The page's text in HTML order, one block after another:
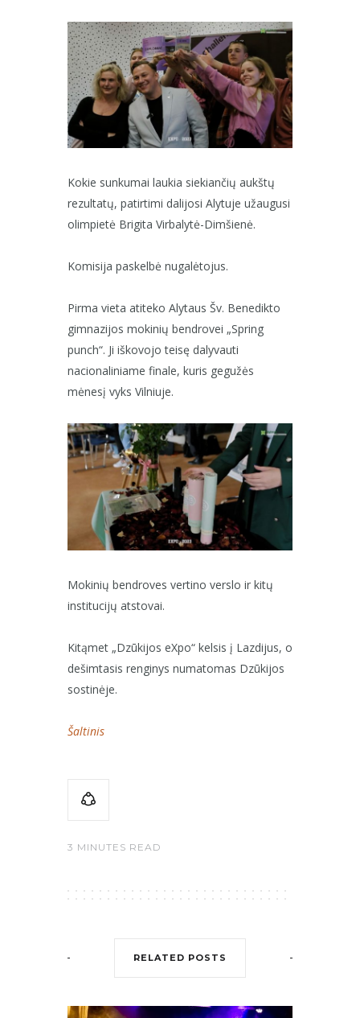
Kokie sunkumai laukia siekiančių aukštų
rezultatų, patirtimi dalijosi Alytuje užaugusi
olimpietė Brigita Virbalytė-Dimšienė.
Komisija paskelbė nugalėtojus.
Pirma vieta atiteko Alytaus Šv. Benedikto
gimnazijos mokinių bendrovei „Spring
punch“. Ji iškovojo teisę dalyvauti
nacionaliniame finale, kuris gegužės
mėnesį vyks Vilniuje.
Mokinių bendroves vertino verslo ir kitų
institucijų atstovai.
Kitąmet „Dzūkijos eXpo“ kelsis į Lazdijus, o
dešimtasis renginys numatomas Dzūkijos
sostinėje.
Šaltinis
3 MINUTES READ
RELATED POSTS